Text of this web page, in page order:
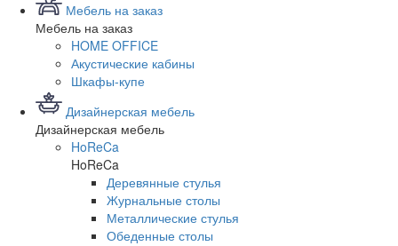
Мебель на заказ
Мебель на заказ
HOME OFFICE
Акустические кабины
Шкафы-купе
Дизайнерская мебель
Дизайнерская мебель
HoReCa
HoReCa
Деревянные стулья
Журнальные столы
Металлические стулья
Обеденные столы